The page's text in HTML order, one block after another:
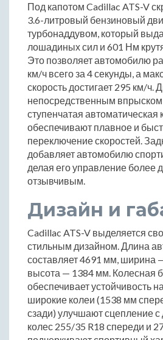
Под капотом Cadillac ATS-V
3.6-литровый бензиновый
турбонаддувом, который
лошадиных сил и 601 Нм
Это позволяет автомобилю
км/ч всего за 4 секунды, а
скорость достигает 295 км/ч.
непосредственным впрыском
ступенчатая автоматическая
обеспечивают плавное и
переключение скоростей.
добавляет автомобилю
делая его управление более
отзывчивым.
Дизайн и
Cadillac ATS-V выделяется
стильным дизайном. Длина
составляет 4691 мм, ширина
высота — 1384 мм. Колесная
обеспечивает устойчивость
широкие колеи (1538 мм
сзади) улучшают сцепление с
колес 255/35 R18 спереди и